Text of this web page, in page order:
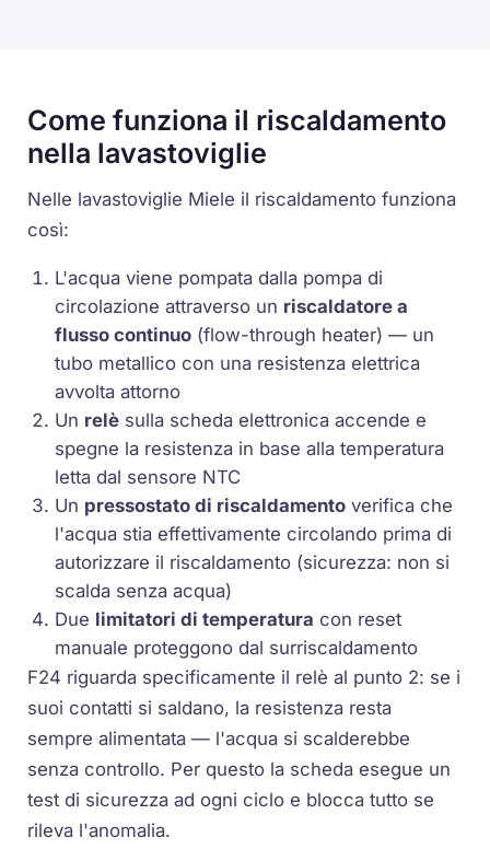
Come funziona il riscaldamento
nella lavastoviglie
Nelle lavastoviglie Miele il riscaldamento funziona
così:
L'acqua viene pompata dalla pompa di
circolazione attraverso un riscaldatore a
flusso continuo (flow-through heater) — un
tubo metallico con una resistenza elettrica
avvolta attorno
Un relè sulla scheda elettronica accende e
spegne la resistenza in base alla temperatura
letta dal sensore NTC
Un pressostato di riscaldamento verifica che
l'acqua stia effettivamente circolando prima di
autorizzare il riscaldamento (sicurezza: non si
scalda senza acqua)
Due limitatori di temperatura con reset
manuale proteggono dal surriscaldamento
F24 riguarda specificamente il relè al punto 2: se i
suoi contatti si saldano, la resistenza resta
sempre alimentata — l'acqua si scalderebbe
senza controllo. Per questo la scheda esegue un
test di sicurezza ad ogni ciclo e blocca tutto se
rileva l'anomalia.